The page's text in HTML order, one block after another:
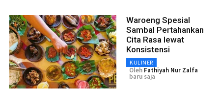
Waroeng Spesial
Sambal Pertahankan
Cita Rasa lewat
Konsistensi
KULINER
Oleh Fathiyah Nur Zalfa
baru saja